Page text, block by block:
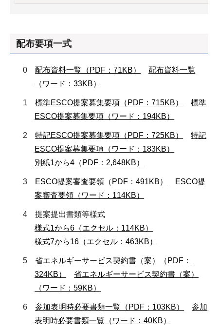
配布要項一式
0配布資料一覧（PDF：71KB）
配布資料一覧
（ワード：33KB）
1標準ESCO提案募集要項（PDF：715KB）
標準
ESCO提案募集要項（ワード：194KB）
2特記ESCO提案募集要項（PDF：725KB）
特記
ESCO提案募集要項（ワード：183KB）
別紙1から4（PDF：2,648KB）
3 ESCO提案審査要領（PDF：491KB）
ESCO提
案審査要領（ワード：114KB）
4 提案提出書類等様式
様式1から6（エクセル：114KB）
様式7から16（エクセル：463KB）
5省エネルギーサービス契約書（案）（PDF：
324KB）
省エネルギーサービス契約書（案）
（ワード：59KB）
6参加表明時必要書類一覧（PDF：103KB）
参加
表明時必要書類一覧（ワード：40KB）